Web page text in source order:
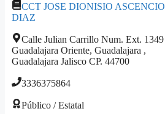
CCT JOSE DIONISIO ASCENCIO
DIAZ
Calle Julian Carrillo Num. Ext. 1349
Guadalajara Oriente, Guadalajara ,
Guadalajara Jalisco CP. 44700
3336375864
Público / Estatal